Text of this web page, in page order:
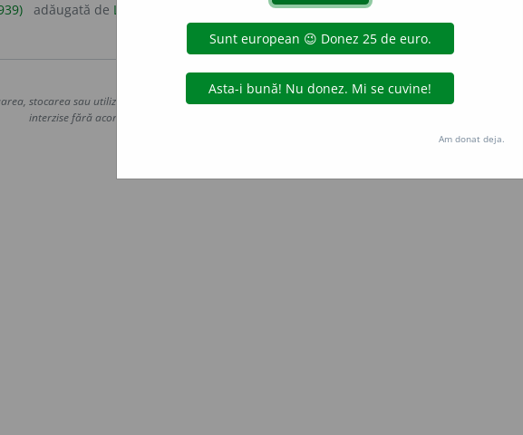
adăugată de LauraGellner
Copyright © 2004-2026 dexonline (https://dexonline.ro)
stocarea sau utilizarea datelor de pe acest site, inclusiv prin orice metode de extragere automată
interzise fără acordul nostru prealabil scris, cu excepția seturilor de date oferite oficial spre utilizare
Hosterion
Am donat deja.